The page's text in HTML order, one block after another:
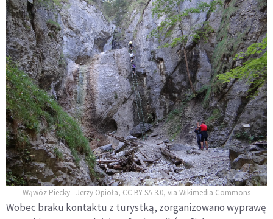
Wąwóz Piecky - Jerzy Opioła, CC BY-SA 3.0, via Wikimedia Commons
Wobec braku kontaktu z turystką, zorganizowano wyprawę